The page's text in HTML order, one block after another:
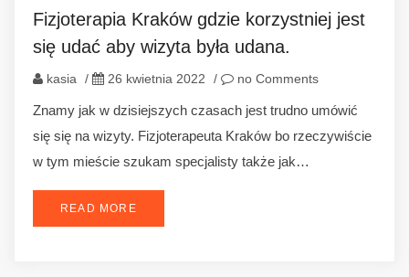
Fizjoterapia Kraków gdzie korzystniej jest
się udać aby wizyta była udana.
kasia / 26 kwietnia 2022 / no Comments
Znamy jak w dzisiejszych czasach jest trudno umówić
się się na wizyty. Fizjoterapeuta Kraków bo rzeczywiście
w tym mieście szukam specjalisty także jak…
READ MORE